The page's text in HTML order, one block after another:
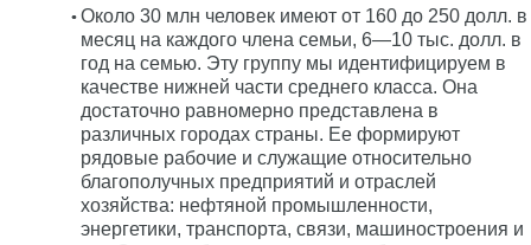
Около 30 млн человек имеют от 160 до 250 долл. в
месяц на каждого члена семьи, 6—10 тыс. долл. в
год на семью. Эту группу мы идентифицируем в
качестве нижней части среднего класса. Она
достаточно равномерно представлена в
различных городах страны. Ее формируют
рядовые рабочие и служащие относительно
благополучных предприятий и отраслей
хозяйства: нефтяной промышленности,
энергетики, транспорта, связи, машиностроения и